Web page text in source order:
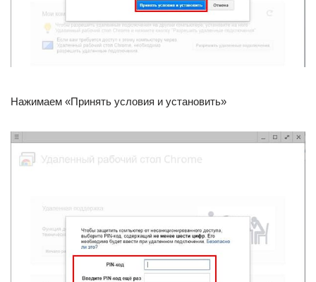
Нажимаем «Принять условия и установить»